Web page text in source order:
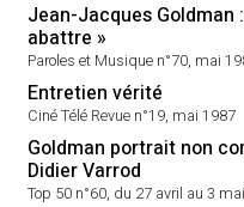
Jean-Jacques
abattre »
Paroles et Musique n°70, mai
Entretien vérité
Ciné Télé Revue n°19, mai 1987
Goldman portrait non
Didier Varrod
Top 50 n°60, du 27 avril au 3